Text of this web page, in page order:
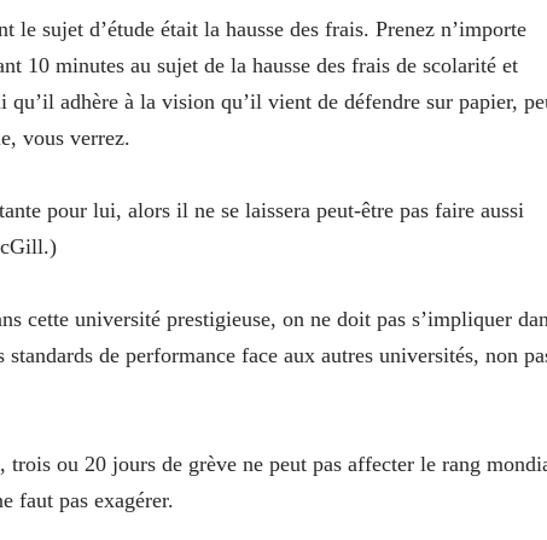
sujet d’étude était la hausse des frais. Prenez n’importe
10 minutes au sujet de la hausse des frais de scolarité et
adhère à la vision qu’il vient de défendre sur papier,
vous verrez.
pour lui, alors il ne se laissera peut-être pas faire aussi
cette université prestigieuse, on ne doit pas s’impliquer
de performance face aux autres universités, non
trois ou 20 jours de grève ne peut pas affecter le rang
faut pas exagérer.